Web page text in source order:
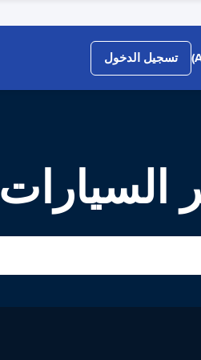
تسجيل الدخول
السيارات